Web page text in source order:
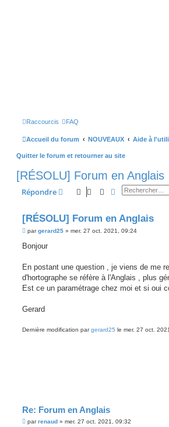
Raccourcis FAQ
Accueil du forum NOUVEAUX Aide à
Quitter le forum et retourner au site
[RÉSOLU] Forum en Anglais
Répondre Rechercher
Recherche
[RÉSOLU] Forum en Anglais
M
s
g
pargerard25 » mer. 27 oct. 2021, 09:24
Bonjour
En postant une question , je viens de me
d'hortographe se réfère à l'Anglais , plus
Est ce un paramétrage chez moi et si oui
Gerard
Dernière modification pargerard25 le mer. 27 oct.
Re: Forum en Anglais
Mparrenaud » mer. 27 oct. 2021, 09:32